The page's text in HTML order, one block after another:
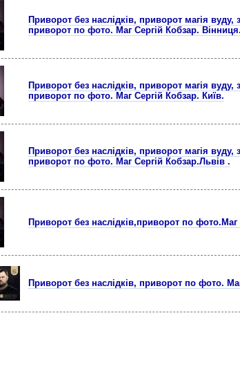
Приворот без наслідків, приворот магія
приворот по фото. Маг Сергій Кобзар. Вінниця.
Приворот без наслідків, приворот магія
приворот по фото. Маг Сергій Кобзар. Київ.
Приворот без наслідків, приворот магія
приворот по фото. Маг Сергій Кобзар.Львів .
Приворот без наслідків,приворот по фото.Маг
Приворот без наслідків, приворот по фото.